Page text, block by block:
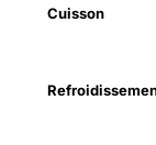
Cuisson